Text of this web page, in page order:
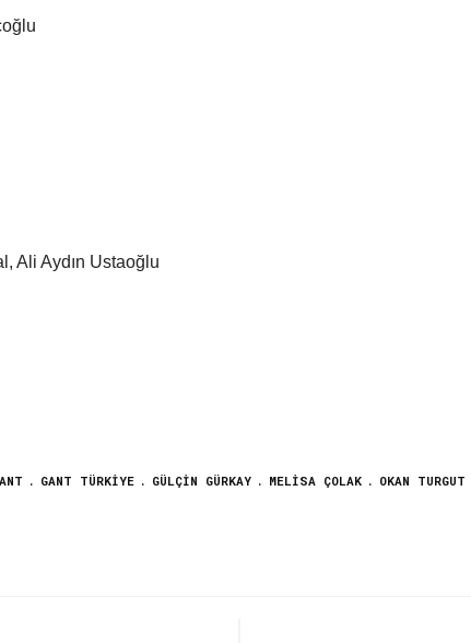
Ali Aydın Ustaoğlu
GANT TÜRKIYE GÜLÇIN GÜRKAY MELISA ÇOLAK OKAN TURGUT